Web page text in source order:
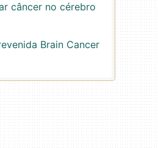
câncer no cérebro
Brain Cancer